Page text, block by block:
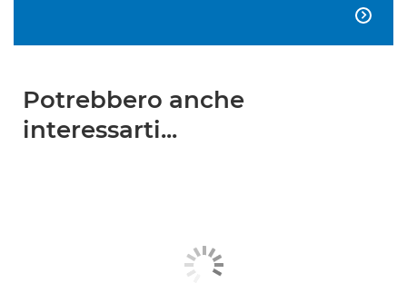

Potrebbero anche
interessarti...